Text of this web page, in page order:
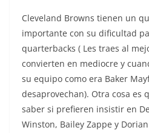
Cleveland Browns tienen un
importante con su dificultad
quarterbacks ( Les traes al
convierten en mediocre y
su equipo como era Baker
desaprovechan). Otra cosa es
saber si prefieren insistir en
Winston, Bailey Zappe y